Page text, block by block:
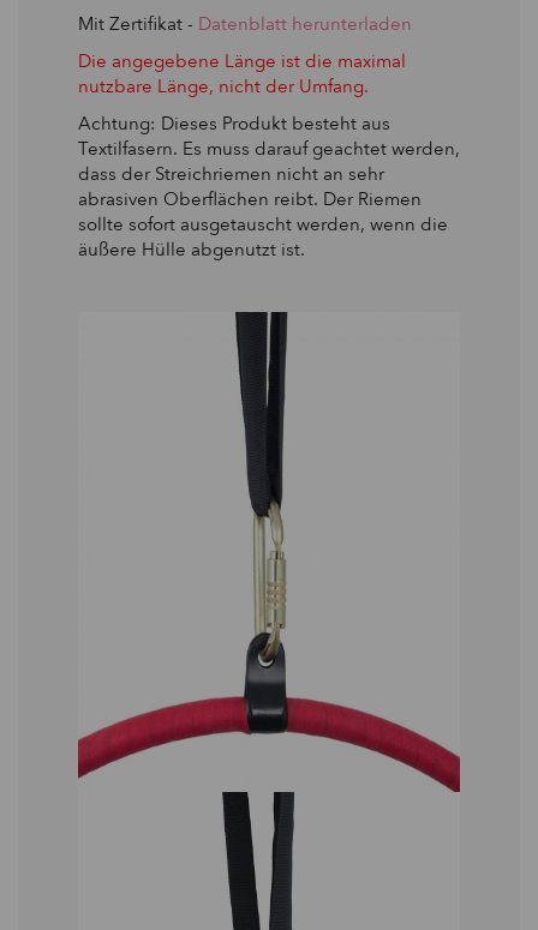
Mit Zertifikat - Datenblatt herunterladen
Die angegebene Länge ist die maximal
nutzbare Länge, nicht der Umfang.
Achtung: Dieses Produkt besteht aus
Textilfasern. Es muss darauf geachtet werden,
dass der Streichriemen nicht an sehr
abrasiven Oberflächen reibt. Der Riemen
sollte sofort ausgetauscht werden, wenn die
äußere Hülle abgenutzt ist.